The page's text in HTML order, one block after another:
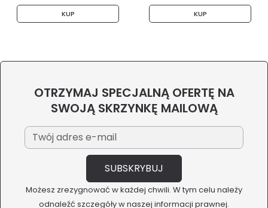
KUP KUP
OTRZYMAJ SPECJALNĄ OFERTĘ NA
SWOJĄ SKRZYNKĘ MAILOWĄ
Możesz zrezygnować w każdej chwili. W tym celu należy
odnaleźć szczegóły w naszej informacji prawnej.